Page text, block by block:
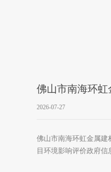
佛山市南海环
目报批前公示
2026-07-27
佛山市南海环虹金属建
目环境影响评价政府